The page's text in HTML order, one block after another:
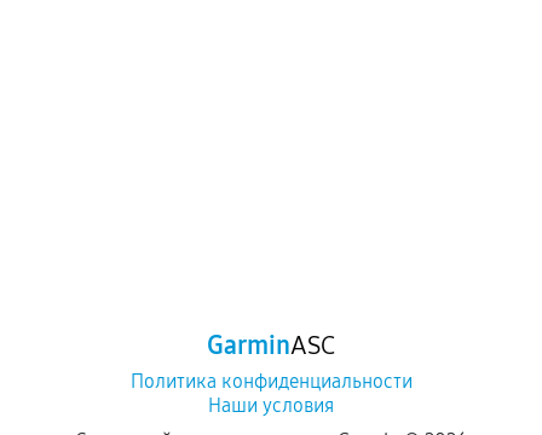
GarminASC
Политика конфиденциальности
Наши условия